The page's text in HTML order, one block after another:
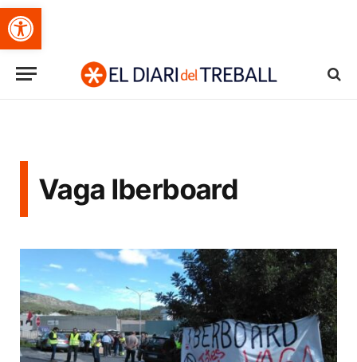
Obre la barra d'eines
Vaga Iberboard